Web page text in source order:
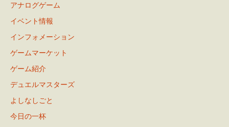
アナログゲーム
イベント情報
インフォメーション
ゲームマーケット
ゲーム紹介
デュエルマスターズ
よしなしごと
今日の一杯